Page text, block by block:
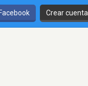
Crear cuenta